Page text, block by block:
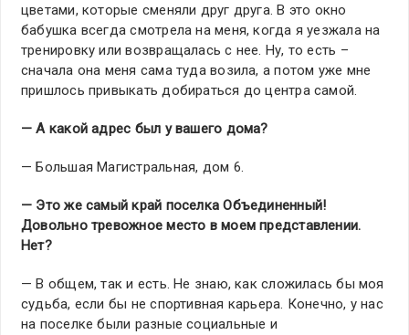
цветами, которые сменяли друг друга. В это окно
бабушка всегда смотрела на меня, когда я уезжала на
тренировку или возвращалась с нее. Ну, то есть –
сначала она меня сама туда возила, а потом уже мне
пришлось привыкать добираться до центра самой.
— А какой адрес был у вашего дома?
— Большая Магистральная, дом 6.
— Это же самый край поселка Объединенный!
Довольно тревожное место в моем представлении.
Нет?
— В общем, так и есть. Не знаю, как сложилась бы моя
судьба, если бы не спортивная карьера. Конечно, у нас
на поселке были разные социальные и